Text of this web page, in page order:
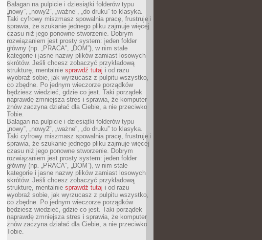
Bałagan na pulpicie i dziesiątki folderów typu
„nowy”, „nowy2”, „ważne”, „do druku” to klasyka.
Taki cyfrowy miszmasz spowalnia pracę, frustruje i
sprawia, że szukanie jednego pliku zajmuje więcej
czasu niż jego ponowne stworzenie. Dobrym
rozwiązaniem jest prosty system: jeden folder
główny (np. „PRACA”, „DOM”), w nim stałe
kategorie i jasne nazwy plików zamiast losowych
skrótów. Jeśli chcesz zobaczyć przykładową
strukturę, mentalnie sprawdź tutaj i od razu
wyobraź sobie, jak wyrzucasz z pulpitu wszystko,
co zbędne. Po jednym wieczorze porządków
będziesz wiedzieć, gdzie co jest. Taki porządek
naprawdę zmniejsza stres i sprawia, że komputer
znów zaczyna działać dla Ciebie, a nie przeciwko
Tobie.
Bałagan na pulpicie i dziesiątki folderów typu
„nowy”, „nowy2”, „ważne”, „do druku” to klasyka.
Taki cyfrowy miszmasz spowalnia pracę, frustruje i
sprawia, że szukanie jednego pliku zajmuje więcej
czasu niż jego ponowne stworzenie. Dobrym
rozwiązaniem jest prosty system: jeden folder
główny (np. „PRACA”, „DOM”), w nim stałe
kategorie i jasne nazwy plików zamiast losowych
skrótów. Jeśli chcesz zobaczyć przykładową
strukturę, mentalnie sprawdź tutaj i od razu
wyobraź sobie, jak wyrzucasz z pulpitu wszystko,
co zbędne. Po jednym wieczorze porządków
będziesz wiedzieć, gdzie co jest. Taki porządek
naprawdę zmniejsza stres i sprawia, że komputer
znów zaczyna działać dla Ciebie, a nie przeciwko
Tobie.